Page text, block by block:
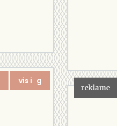
vis i g
reklame